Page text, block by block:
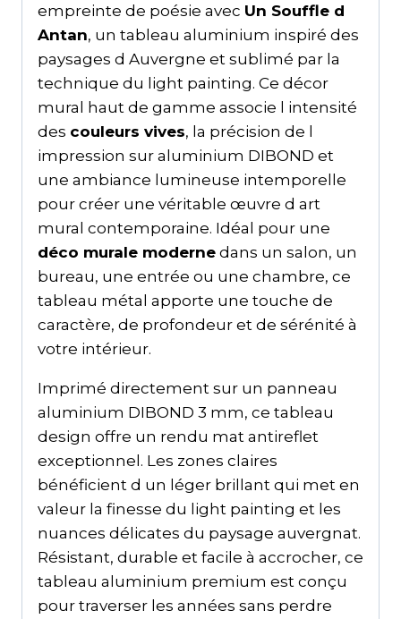
empreinte de poésie avec Un Souffle d
Antan, un tableau aluminium inspiré des
paysages d Auvergne et sublimé par la
technique du light painting. Ce décor
mural haut de gamme associe l intensité
des couleurs vives, la précision de l
impression sur aluminium DIBOND et
une ambiance lumineuse intemporelle
pour créer une véritable œuvre d art
mural contemporaine. Idéal pour une
déco murale moderne dans un salon, un
bureau, une entrée ou une chambre, ce
tableau métal apporte une touche de
caractère, de profondeur et de sérénité à
votre intérieur.
Imprimé directement sur un panneau
aluminium DIBOND 3 mm, ce tableau
design offre un rendu mat antireflet
exceptionnel. Les zones claires
bénéficient d un léger brillant qui met en
valeur la finesse du light painting et les
nuances délicates du paysage auvergnat.
Résistant, durable et facile à accrocher, ce
tableau aluminium premium est conçu
pour traverser les années sans perdre